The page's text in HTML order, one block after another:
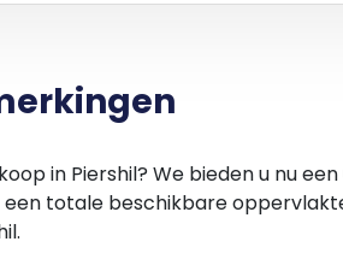
ontvangen?
contactbutton, de gratis
binnen 5 minuten
bezichtiging met de
in Piershil? We bieden u nu
totale beschikbare